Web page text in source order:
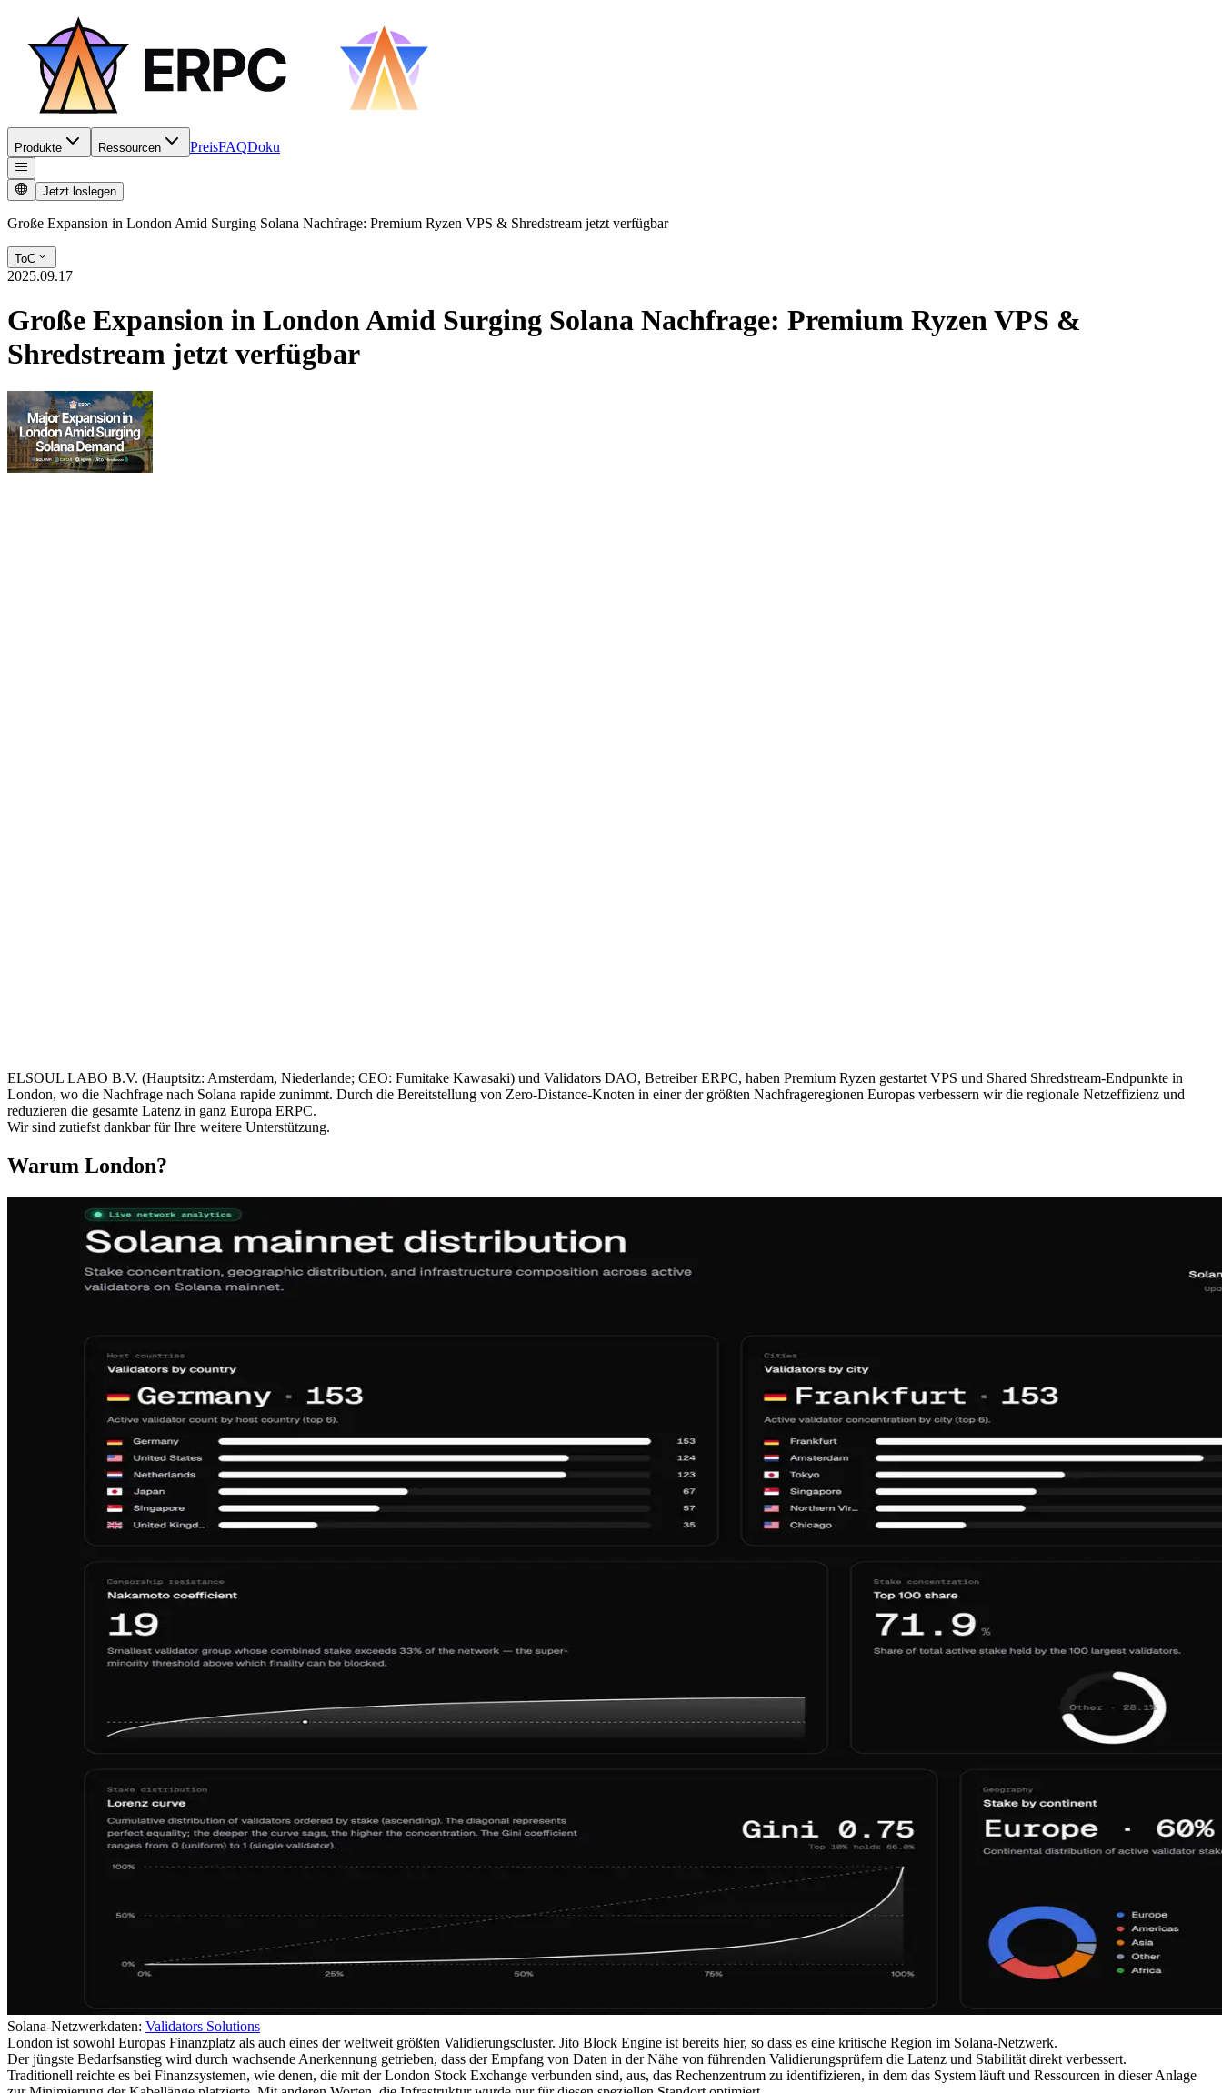
Produkte Ressourcen PreisFAQDoku
Jetzt loslegen
Große Expansion in London Amid Surging Solana Nachfrage: Premium Ryzen VPS & Shredstream jetzt verfügbar
ToC
2025.09.17
Große Expansion in London Amid Surging Solana Nachfrage: Premium Ryzen VPS &
Shredstream jetzt verfügbar
ELSOUL LABO B.V. (Hauptsitz: Amsterdam, Niederlande; CEO: Fumitake Kawasaki) und Validators DAO, Betreiber ERPC, haben Premium Ryzen gestartet VPS und Shared Shredstream-Endpunkte in
London, wo die Nachfrage nach Solana rapide zunimmt. Durch die Bereitstellung von Zero-Distance-Knoten in einer der größten Nachfrageregionen Europas verbessern wir die regionale Netzeffizienz und
reduzieren die gesamte Latenz in ganz Europa ERPC.
Wir sind zutiefst dankbar für Ihre weitere Unterstützung.
Warum London?
Solana-Netzwerkdaten: Validators Solutions
London ist sowohl Europas Finanzplatz als auch eines der weltweit größten Validierungscluster. Jito Block Engine ist bereits hier, so dass es eine kritische Region im Solana-Netzwerk.
Der jüngste Bedarfsanstieg wird durch wachsende Anerkennung getrieben, dass der Empfang von Daten in der Nähe von führenden Validierungsprüfern die Latenz und Stabilität direkt verbessert.
Traditionell reichte es bei Finanzsystemen, wie denen, die mit der London Stock Exchange verbunden sind, aus, das Rechenzentrum zu identifizieren, in dem das System läuft und Ressourcen in dieser Anlage